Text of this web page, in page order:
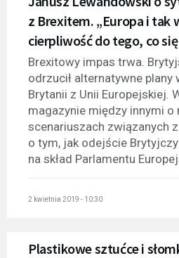
z Brexitem. „Europa i tak
cierpliwość do tego, co
Brexitowy impas trwa.
odrzucił alternatywne plany
Brytanii z Unii Europejskiej.
magazynie między innymi o
scenariuszach związanych
o tym, jak odejście
na skład Parlamentu
2 kwietnia 2019 - 10:30
Plastikowe sztućce i